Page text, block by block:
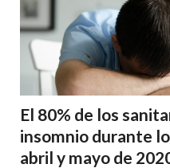
El 80% de los
insomnio durante
abril y mayo de